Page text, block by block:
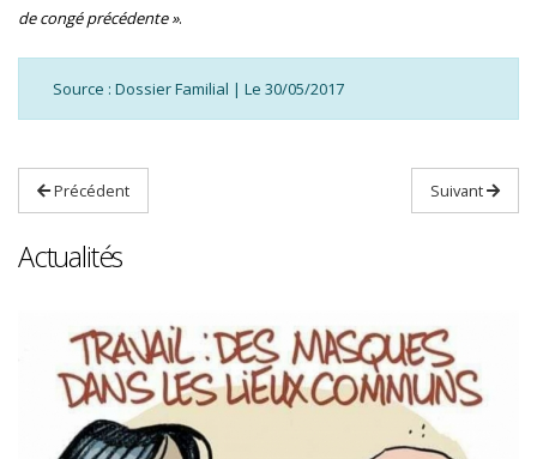
de congé précédente ».
Source : Dossier Familial | Le 30/05/2017
Précédent Suivant
Actualités